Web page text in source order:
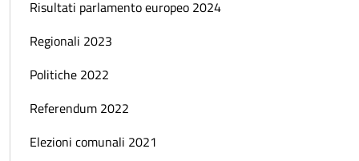
Risultati parlamento europeo 2024
Regionali 2023
Politiche 2022
Referendum 2022
Elezioni comunali 2021